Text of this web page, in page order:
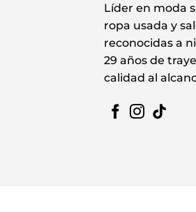
Líder en moda
ropa usada y
reconocidas a
29 años de
calidad al